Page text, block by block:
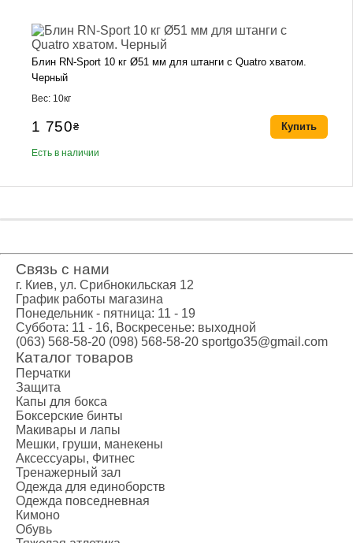
Блин RN-Sport 10 кг Ø51 мм для штанги с Quatro хватом.
Черный
Вес: 10кг
1 750₴
Есть в наличии
Купить
Связь с нами
г. Киев, ул. Срибнокильская 12
График работы магазина
Понедельник - пятница: 11 - 19
Суббота: 11 - 16, Воскресенье: выходной
(063) 568-58-20 (098) 568-58-20 sportgo35@gmail.com
Каталог товаров
Перчатки
Защита
Капы для бокса
Боксерские бинты
Макивары и лапы
Мешки, груши, манекены
Аксессуары, Фитнес
Тренажерный зал
Одежда для единоборств
Одежда повседневная
Кимоно
Обувь